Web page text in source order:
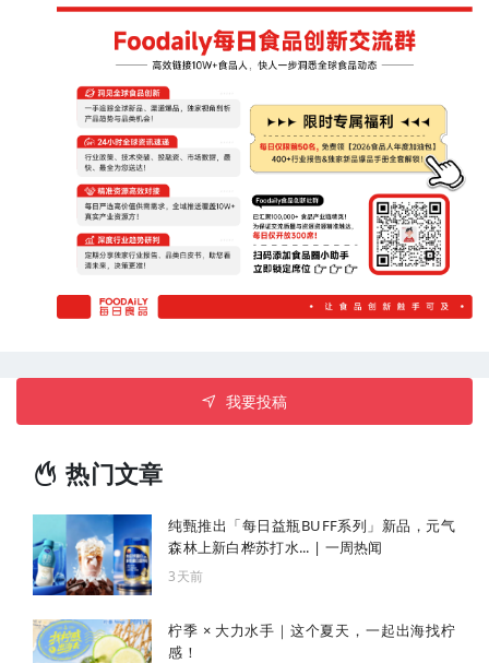
我要投稿
热门文章
纯甄推出「每日益瓶BUFF系列」新品，元气
森林上新白桦苏打水... | 一周热闻
3天前
柠季 × 大力水手｜这个夏天，一起出海找柠
感！